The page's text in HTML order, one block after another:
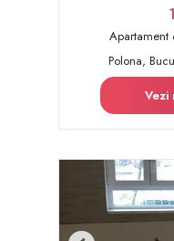
Apartament
Polona,
Vezi